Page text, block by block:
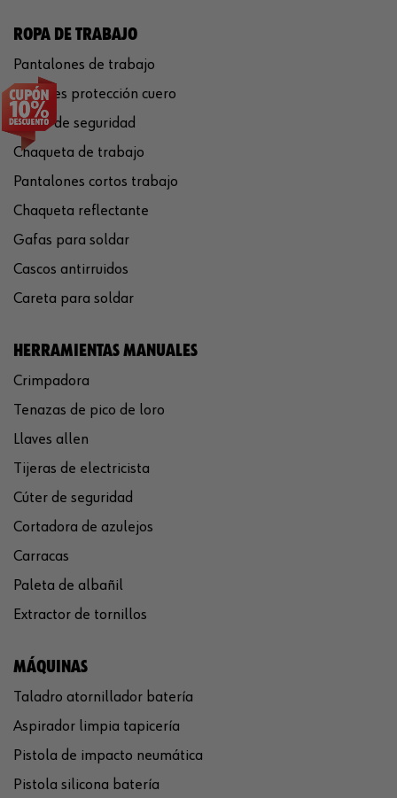
ROPA DE TRABAJO
Pantalones de trabajo
Guantes protección cuero
Casco de seguridad
Chaqueta de trabajo
Pantalones cortos trabajo
Chaqueta reflectante
Gafas para soldar
Cascos antirruidos
Careta para soldar
HERRAMIENTAS MANUALES
Crimpadora
Tenazas de pico de loro
Llaves allen
Tijeras de electricista
Cúter de seguridad
Cortadora de azulejos
Carracas
Paleta de albañil
Extractor de tornillos
MÁQUINAS
Taladro atornillador batería
Aspirador limpia tapicería
Pistola de impacto neumática
Pistola silicona batería